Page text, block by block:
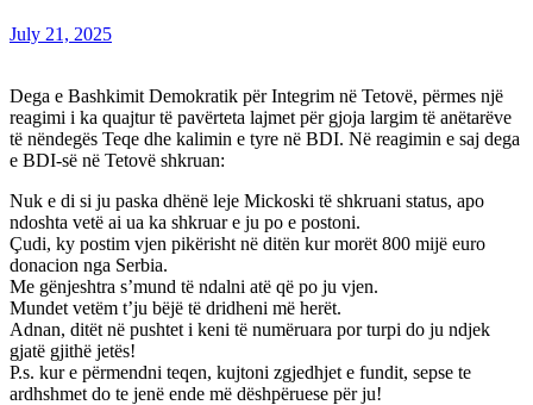
July 21, 2025
Dega e Bashkimit Demokratik për Integrim në Tetovë, përmes një
reagimi i ka quajtur të pavërteta lajmet për gjoja largim të anëtarëve
të nëndegës Teqe dhe kalimin e tyre në BDI. Në reagimin e saj dega
e BDI-së në Tetovë shkruan:
Nuk e di si ju paska dhënë leje Mickoski të shkruani status, apo
ndoshta vetë ai ua ka shkruar e ju po e postoni.
Çudi, ky postim vjen pikërisht në ditën kur morët 800 mijë euro
donacion nga Serbia.
Me gënjeshtra s’mund të ndalni atë që po ju vjen.
Mundet vetëm t’ju bëjë të dridheni më herët.
Adnan, ditët në pushtet i keni të numëruara por turpi do ju ndjek
gjatë gjithë jetës!
P.s. kur e përmendni teqen, kujtoni zgjedhjet e fundit, sepse te
ardhshmet do te jenë ende më dëshpëruese për ju!